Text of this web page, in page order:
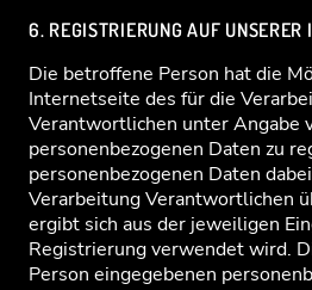
6. REGISTRIERUNG AUF UNSERER
Die betroffene Person hat die
Internetseite des für die
Verantwortlichen unter Angabe
personenbezogenen Daten zu
personenbezogenen Daten
Verarbeitung Verantwortlichen
ergibt sich aus der jeweiligen
Registrierung verwendet wird.
Person eingegebenen